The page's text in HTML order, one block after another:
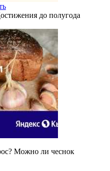
до полугода
Можно ли чеснок